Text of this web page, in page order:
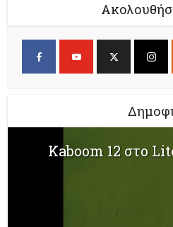
Kaboom 12 στο